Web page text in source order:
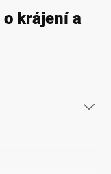
krájení a